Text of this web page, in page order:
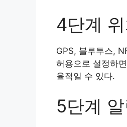
4단계
GPS, 블루투스,
허용으로 설정하
율적일 수 있다.
5단계